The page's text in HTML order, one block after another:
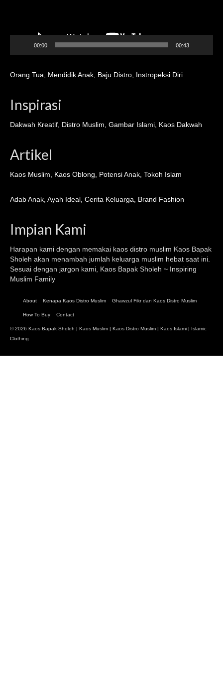
00:00 00:43
Orang Tua, Mendidik Anak, Baju Distro, Instropeksi Diri
Inspirasi
Dakwah Kreatif, Distro Muslim, Gambar Islami, Kaos Dakwah
Artikel
Kaos Muslim, Kaos Oblong, Potensi Anak, Tokoh Islam
Adab Anak, Ayah Ideal, Cerita Keluarga, Brand Fashion
Impian Kami
Harapan kami dengan memakai kaos distro muslim Kaos Bapak
Sholeh akan menambah jumlah keluarga muslim hebat saat ini.
Sesuai dengan jargon kami, Kaos Bapak Sholeh ~ Inspiring
Muslim Family
About Kenapa Kaos Distro Muslim Ghawzul Fikr dan Kaos Distro Muslim
How To Buy Contact
© 2026 Kaos Bapak Sholeh | Kaos Muslim Kaos Distro Muslim Kaos Islami | Islamic
Clothing